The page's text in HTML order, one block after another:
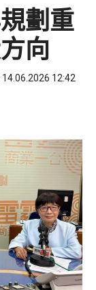
劃重
向
12:42